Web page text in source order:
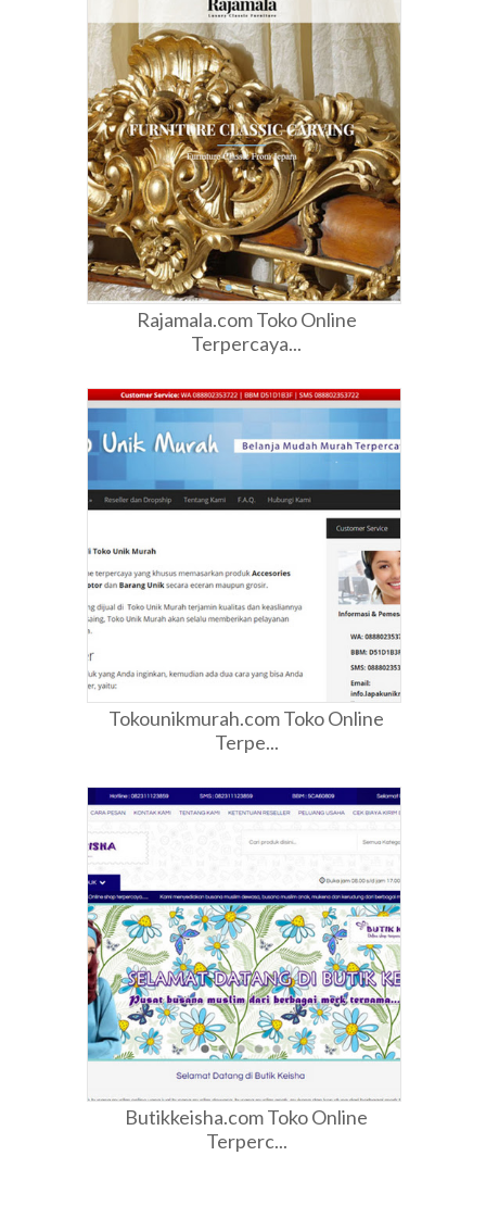
Rajamala.com Toko Online
Terpercaya...
Tokounikmurah.com Toko Online
Terpe...
Butikkeisha.com Toko Online
Terperc...